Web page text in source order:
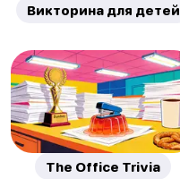
Викторина для детей
The Office Trivia